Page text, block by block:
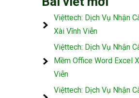
Việttech: Dịch Vụ Nhận
Xài Vĩnh Viễn
Việttech: Dịch Vụ Nhận
Mềm Office Word Excel
Viễn
Việttech: Dịch Vụ Nhận